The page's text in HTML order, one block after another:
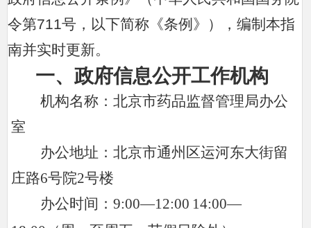
令第711号，以下简称《条例》），编制本指
南并实时更新。
一、政府信息公开工作机构
机构名称：北京市药品监督管理局办公
室
办公地址：北京市通州区运河东大街留
庄路6号院2号楼
办公时间：9:00—12:00 14:00—